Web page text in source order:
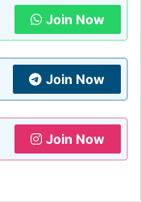
Join Now
Join Now
Join Now